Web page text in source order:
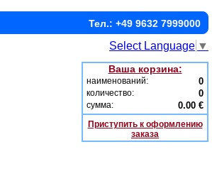
Тел.: +49 9632 7999000
Select Language ▼
Ваша корзина:
наименований: 0
количество: 0
сумма: 0.00 €
Приступить к оформлению
заказа